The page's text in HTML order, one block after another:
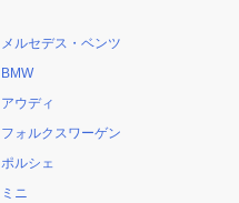
メルセデス・ベンツ
BMW
アウディ
フォルクスワーゲン
ポルシェ
ミニ